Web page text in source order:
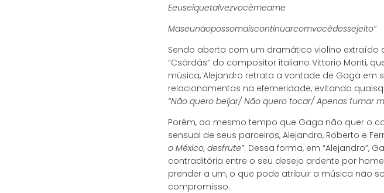
Eeuseiquetalvezvocêmeame
Maseunãopossomaiscontinuarcomvocêdessejeito”
Sendo aberta com um dramático violino
“Csárdás” do compositor italiano Vittorio Monti,
música, Alejandro retrata a vontade de Gaga em
relacionamentos na efemeridade, evitando
“Não quero beijar/ Não quero tocar/ Apenas fumar
Porém, ao mesmo tempo que Gaga não quer o
sensual de seus parceiros, Alejandro, Roberto e
o México, desfrute”. Dessa forma, em “Alejandro”,
contraditória entre o seu desejo ardente por
prender a um, o que pode atribuir a música não
compromisso.